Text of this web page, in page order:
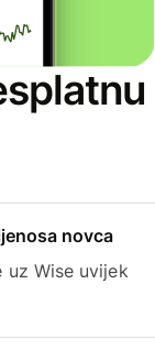
novca
uz Wise uvijek